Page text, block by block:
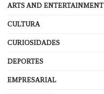
ARTS AND ENTERTAINMENT
CULTURA
CURIOSIDADES
DEPORTES
EMPRESARIAL